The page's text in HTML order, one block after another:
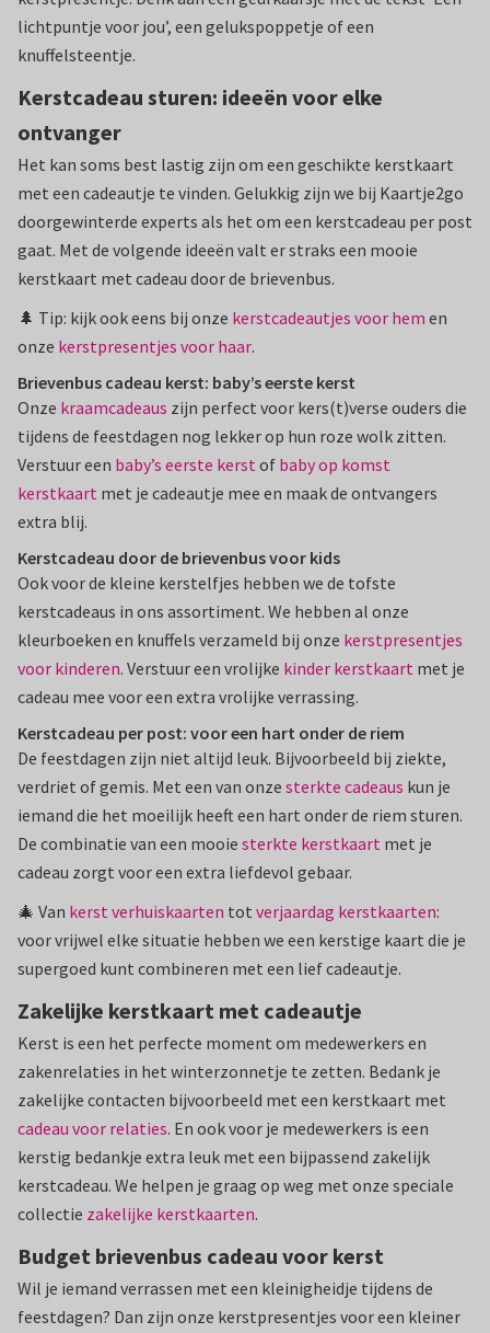
lichtpuntje voor jou’, een gelukspoppetje of een
knuffelsteentje.
Kerstcadeau sturen: ideeën voor elke
ontvanger
Het kan soms best lastig zijn om een geschikte kerstkaart
met een cadeautje te vinden. Gelukkig zijn we bij Kaartje2go
doorgewinterde experts als het om een kerstcadeau per post
gaat. Met de volgende ideeën valt er straks een mooie
kerstkaart met cadeau door de brievenbus.
🌲 Tip: kijk ook eens bij onze kerstcadeautjes voor hem en
onze kerstpresentjes voor haar.
Brievenbus cadeau kerst: baby’s eerste kerst
Onze kraamcadeaus zijn perfect voor kers(t)verse ouders die
tijdens de feestdagen nog lekker op hun roze wolk zitten.
Verstuur een baby’s eerste kerst of baby op komst
kerstkaart met je cadeautje mee en maak de ontvangers
extra blij.
Kerstcadeau door de brievenbus voor kids
Ook voor de kleine kerstelfjes hebben we de tofste
kerstcadeaus in ons assortiment. We hebben al onze
kleurboeken en knuffels verzameld bij onze kerstpresentjes
voor kinderen. Verstuur een vrolijke kinder kerstkaart met je
cadeau mee voor een extra vrolijke verrassing.
Kerstcadeau per post: voor een hart onder de riem
De feestdagen zijn niet altijd leuk. Bijvoorbeeld bij ziekte,
verdriet of gemis. Met een van onze sterkte cadeaus kun je
iemand die het moeilijk heeft een hart onder de riem sturen.
De combinatie van een mooie sterkte kerstkaart met je
cadeau zorgt voor een extra liefdevol gebaar.
🎄 Van kerst verhuiskaarten tot verjaardag kerstkaarten:
voor vrijwel elke situatie hebben we een kerstige kaart die je
supergoed kunt combineren met een lief cadeautje.
Zakelijke kerstkaart met cadeautje
Kerst is een het perfecte moment om medewerkers en
zakenrelaties in het winterzonnetje te zetten. Bedank je
zakelijke contacten bijvoorbeeld met een kerstkaart met
cadeau voor relaties. En ook voor je medewerkers is een
kerstig bedankje extra leuk met een bijpassend zakelijk
kerstcadeau. We helpen je graag op weg met onze speciale
collectie zakelijke kerstkaarten.
Budget brievenbus cadeau voor kerst
Wil je iemand verrassen met een kleinigheidje tijdens de
feestdagen? Dan zijn onze kerstpresentjes voor een kleiner